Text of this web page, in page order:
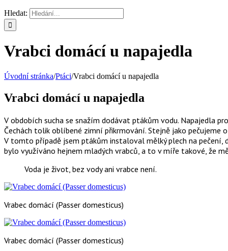
Hledat:
Vrabci domácí u napajedla
Úvodní stránka/Ptáci/Vrabci domácí u napajedla
Vrabci domácí u napajedla
V obdobích sucha se snažím dodávat ptákům vodu. Napajedla
Čechách tolik oblíbené zimní přikrmování. Stejně jako
V tomto případě jsem ptákům instaloval mělký plech na
bylo využíváno hejnem mladých vrabců, a to v míře takové, že
Voda je život, bez vody ani vrabce není.
Vrabec domácí (Passer domesticus)
Vrabec domácí (Passer domesticus)